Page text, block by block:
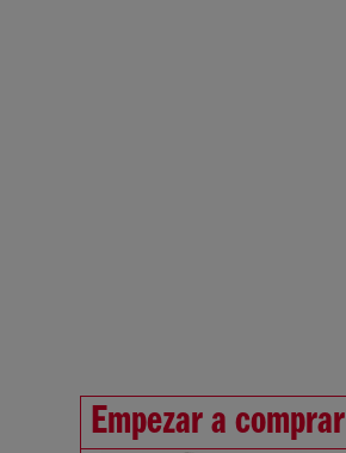
Empezar a comprar